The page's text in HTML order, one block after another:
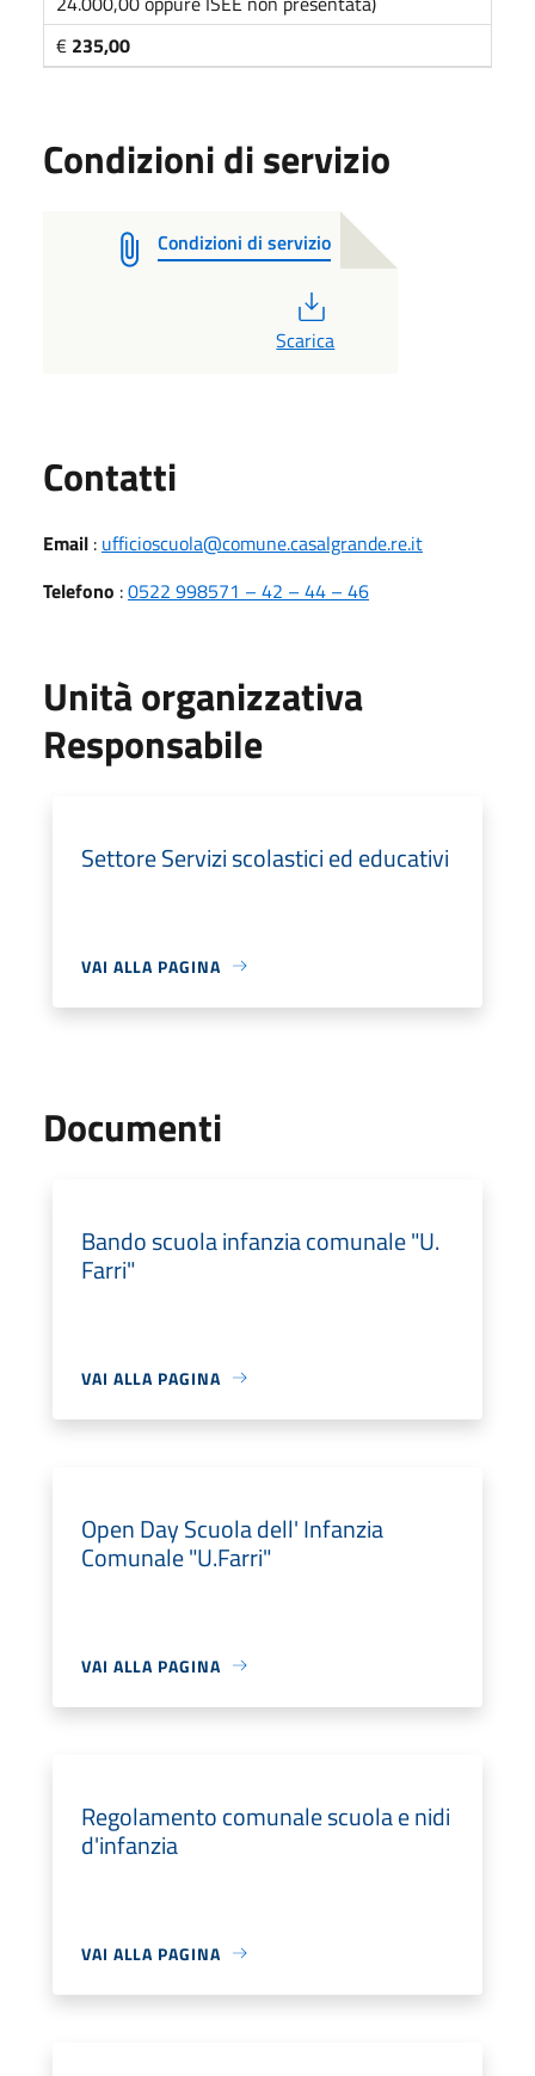
€ 235,00
Condizioni di servizio
Condizioni di servizio
Scarica
Contatti
Email : ufficioscuola@comune.casalgrande.re.it
Telefono :0522 998571 – 42 – 44 – 46
Unità organizzativa
Responsabile
Settore Servizi scolastici ed educativi
VAI ALLA PAGINA
Documenti
Bando scuola infanzia comunale "U.
Farri"
VAI ALLA PAGINA
Open Day Scuola dell' Infanzia
Comunale "U.Farri"
VAI ALLA PAGINA
Regolamento comunale scuola e nidi
d'infanzia
VAI ALLA PAGINA